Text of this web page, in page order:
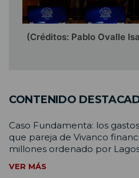
(Créditos: Pablo Ovalle
CONTENIDO
Caso Fundamenta: los
que pareja de Vivanco
millones ordenado por
VER MÁS